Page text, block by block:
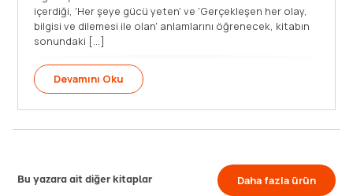
içerdiği, 'Her şeye gücü yeten' ve 'Gerçekleşen her olay,
bilgisi ve dilemesi ile olan' anlamlarını öğrenecek, kitabın
sonundaki [...]
Devamını Oku
Bu yazara ait diğer kitaplar Daha fazla ürün